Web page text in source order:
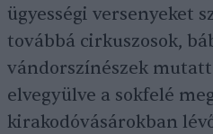
ügyességi versenyeket
továbbá cirkuszosok,
vándorszínészek
elvegyülve a sokfelé
kirakodóvásárokban